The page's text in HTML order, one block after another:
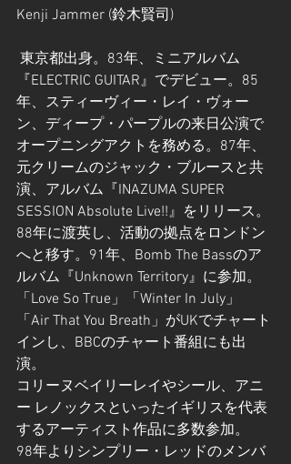
Kenji Jammer (鈴木賢司)
『ELECTRIC GUITAR』でデビュー。85
年、スティーヴィー・レイ・ヴォー
ン、ディープ・パープルの来日公演で
オープニングアクトを務める。87年、
元クリームのジャック・ブルースと共
演、アルバム『INAZUMA SUPER
SESSION Absolute Live!!』をリリース。
88年に渡英し、活動の拠点をロンドン
へと移す。91年、Bomb The Bassのア
ルバム『Unknown Territory』に参加。
「Love So True」「Winter In July」
「Air That You Breath」がUKでチャート
インし、BBCのチャート番組にも出
演。
コリーヌベイリーレイやシール、アニ
ー レノックスといったイギリスを代表
するアーティスト作品に多数参加。
98年よりシンプリー・レッドのメンバ